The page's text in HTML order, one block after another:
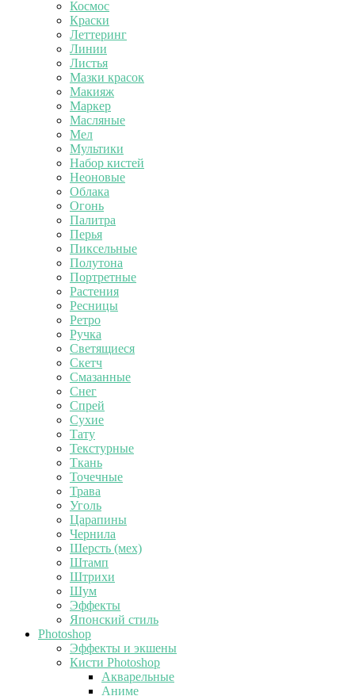
Космос
Краски
Леттеринг
Линии
Листья
Мазки красок
Макияж
Маркер
Масляные
Мел
Мультики
Набор кистей
Неоновые
Облака
Огонь
Палитра
Перья
Пиксельные
Полутона
Портретные
Растения
Ресницы
Ретро
Ручка
Светящиеся
Скетч
Смазанные
Снег
Спрей
Сухие
Тату
Текстурные
Ткань
Точечные
Трава
Уголь
Царапины
Чернила
Шерсть (мех)
Штамп
Штрихи
Шум
Эффекты
Японский стиль
Photoshop
Эффекты и экшены
Кисти Photoshop
Акварельные
Аниме